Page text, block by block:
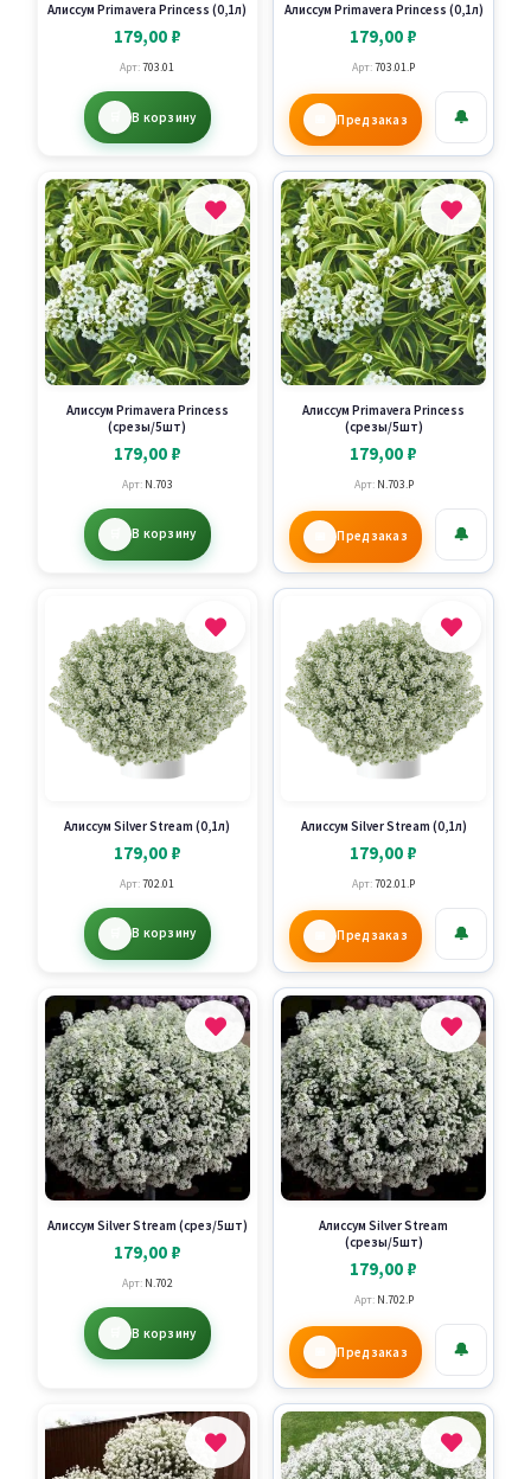
Алиссум Primavera Princess (0,1л)
179,00 ₽
Арт:703.01
В корзину
Алиссум Primavera Princess (0,1л)
179,00 ₽
Арт:703.01.P
Предзаказ 🔔
Алиссум Primavera Princess
(срезы/5шт)
179,00 ₽
Арт: N.703
В корзину
Алиссум Primavera Princess
(срезы/5шт)
179,00 ₽
Арт: N.703.P
Предзаказ 🔔
Алиссум Silver Stream (0,1л)
179,00 ₽
Арт:702.01
В корзину
Алиссум Silver Stream (0,1л)
179,00 ₽
Арт:702.01.P
Предзаказ 🔔
Алиссум Silver Stream (срез/5шт)
179,00 ₽
Арт: N.702
В корзину
Алиссум Silver Stream
(срезы/5шт)
179,00 ₽
Арт: N.702.P
Предзаказ 🔔